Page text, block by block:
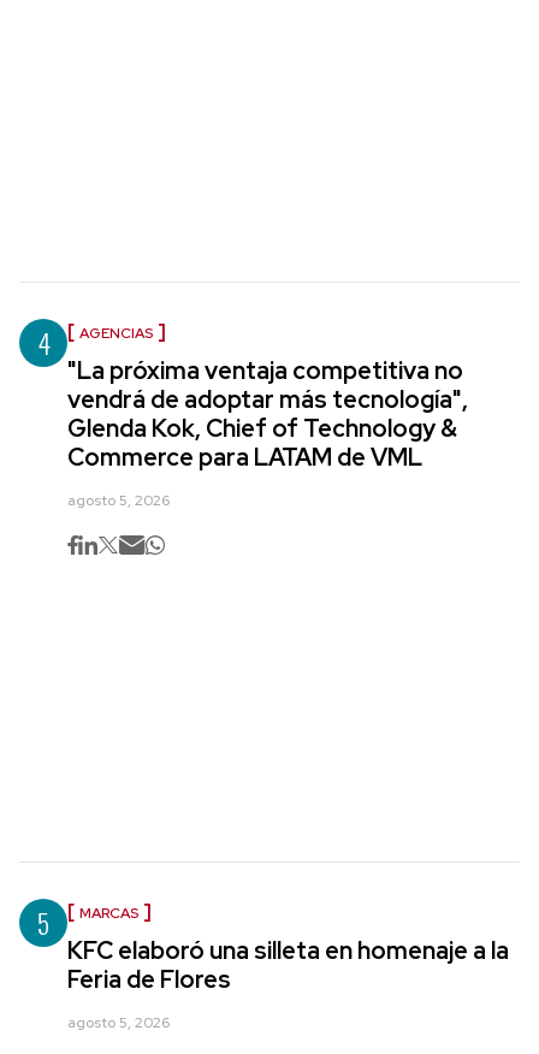
4 AGENCIAS
"La próxima ventaja competitiva no
vendrá de adoptar más tecnología",
Glenda Kok, Chief of Technology &
Commerce para LATAM de VML
agosto 5, 2026
5 MARCAS
KFC elaboró una silleta en homenaje a la
Feria de Flores
agosto 5, 2026